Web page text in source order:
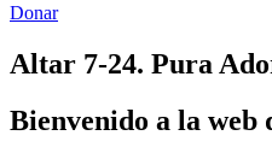
Donar
Altar 7-24. Pura
Bienvenido a la web